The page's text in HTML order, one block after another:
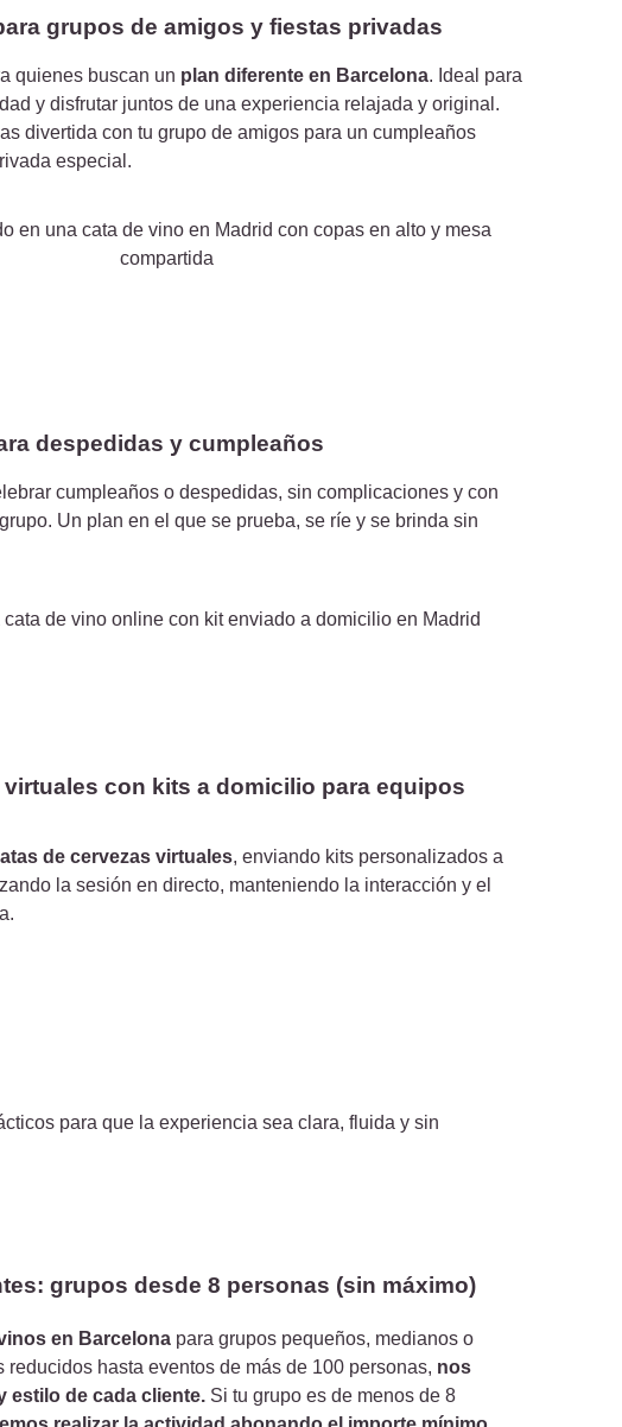
grupos de amigos y fiestas privadas
quienes buscan un plan diferente en Barcelona. Ideal para
y disfrutar juntos de una experiencia relajada y original.
divertida con tu grupo de amigos para un cumpleaños
especial.
despedidas y cumpleaños
cumpleaños o despedidas, sin complicaciones y con
Un plan en el que se prueba, se ríe y se brinda sin
virtuales con kits a domicilio para equipos
de cervezas virtuales, enviando kits personalizados a
la sesión en directo, manteniendo la interacción y el
para que la experiencia sea clara, fluida y sin
grupos desde 8 personas (sin máximo)
en Barcelona para grupos pequeños, medianos o
hasta eventos de más de 100 personas, nos
estilo de cada cliente. Si tu grupo es de menos de 8